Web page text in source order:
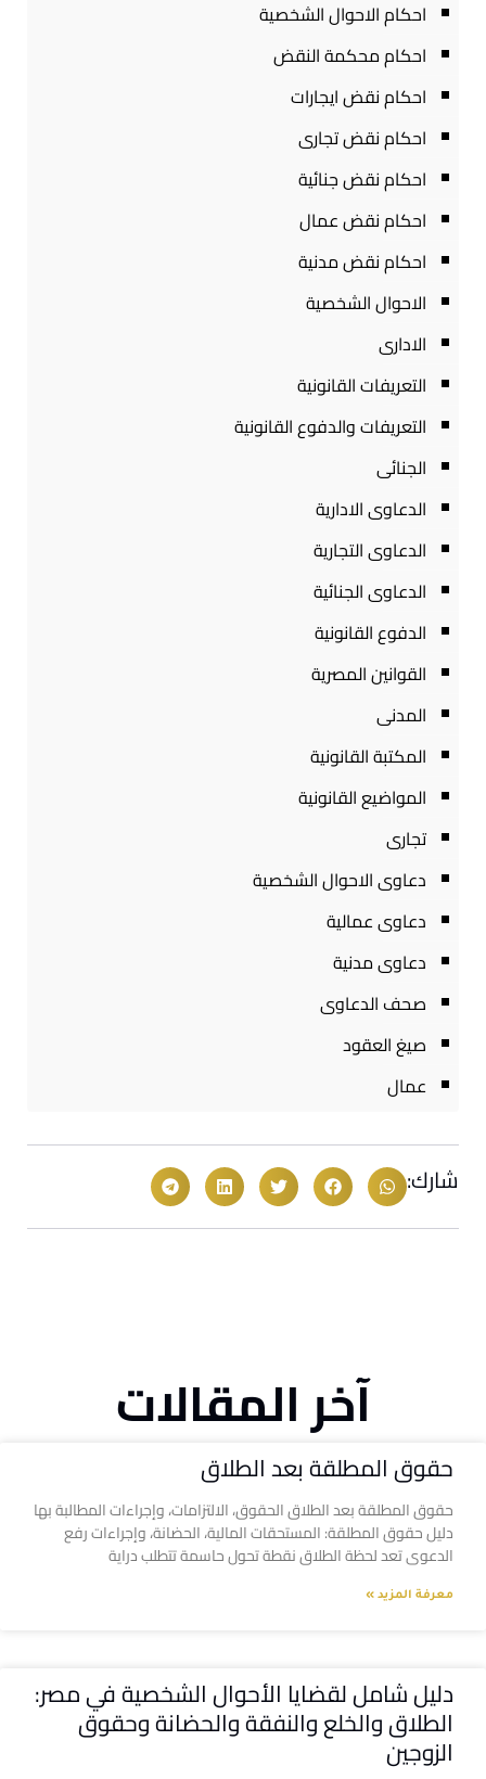
احكام الاحوال الشخصية
احكام محكمة النقض
احكام نقض ايجارات
احكام نقض تجارى
احكام نقض جنائية
احكام نقض عمال
احكام نقض مدنية
الاحوال الشخصية
الادارى
التعريفات القانونية
التعريفات والدفوع القانونية
الجنائى
الدعاوى الادارية
الدعاوى التجارية
الدعاوى الجنائية
الدفوع القانونية
القوانين المصرية
المدنى
المكتبة القانونية
المواضيع القانونية
تجارى
دعاوى الاحوال الشخصية
دعاوى عمالية
دعاوى مدنية
صحف الدعاوى
صيغ العقود
عمال
شارك:
آخر المقالات
حقوق المطلقة بعد الطلاق
حقوق المطلقة بعد الطلاق الحقوق، الالتزامات، وإجراءات المطالبة بها
دليل حقوق المطلقة: المستحقات المالية، الحضانة، وإجراءات رفع
الدعوى تعد لحظة الطلاق نقطة تحول حاسمة تتطلب دراية
معرفة المزيد »
دليل شامل لقضايا الأحوال الشخصية في مصر:
الطلاق والخلع والنفقة والحضانة وحقوق
الزوجين